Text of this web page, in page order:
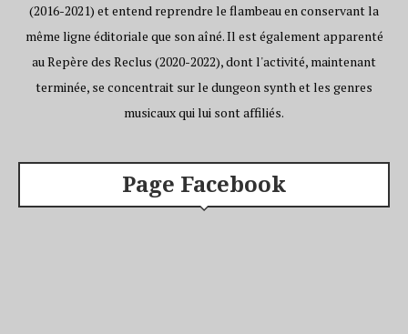
(2016-2021) et entend reprendre le flambeau en conservant la
même ligne éditoriale que son aîné. Il est également apparenté
au Repère des Reclus (2020-2022), dont l'activité, maintenant
terminée, se concentrait sur le dungeon synth et les genres
musicaux qui lui sont affiliés.
Page Facebook